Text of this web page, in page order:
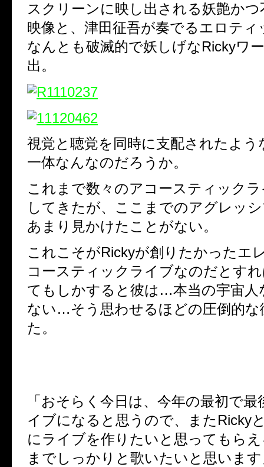
スクリーンに映し出される妖艶かつ
映像と、津田征吾が奏でるエロティ
なんとも破滅的で妖しげなRickyワ
出。
視覚と聴覚を同時に支配されたよう
一体なんなのだろうか。
これまで数々のアコースティック
してきたが、ここまでのアグレッ
あまり見かけたことがない。
これこそがRickyが創りたかったエ
コースティックライブなのだとす
てもしかすると彼は…本当の宇宙人
ない…そう思わせるほどの圧倒的な
た。
「おそらく今日は、今年の最初で
イブになると思うので、またRicky
にライブを作りたいと思ってもら
までしっかりと歌いたいと思いま